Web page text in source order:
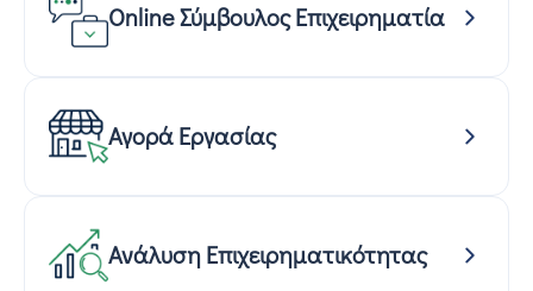
Online Σύμβουλος Επιχειρηματία
Αγορά Εργασίας
Ανάλυση Επιχειρηματικότητας